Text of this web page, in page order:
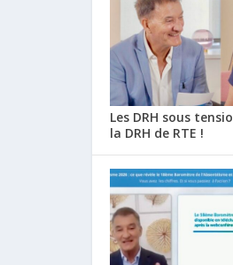
Les DRH sous
la DRH de RTE !